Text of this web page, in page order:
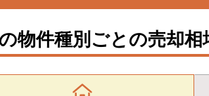
物件種別ごとの売却相